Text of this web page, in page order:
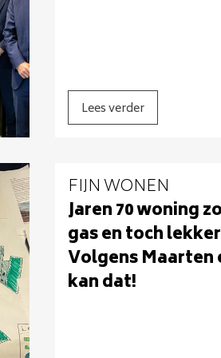
Lees verder
FIJN WONEN
Jaren 70 woning
gas en toch
Volgens Maarten
kan dat!